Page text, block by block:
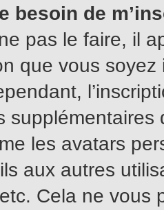
besoin de
pas le faire, il
que vous
les avatars
aux autres
Cela ne vous